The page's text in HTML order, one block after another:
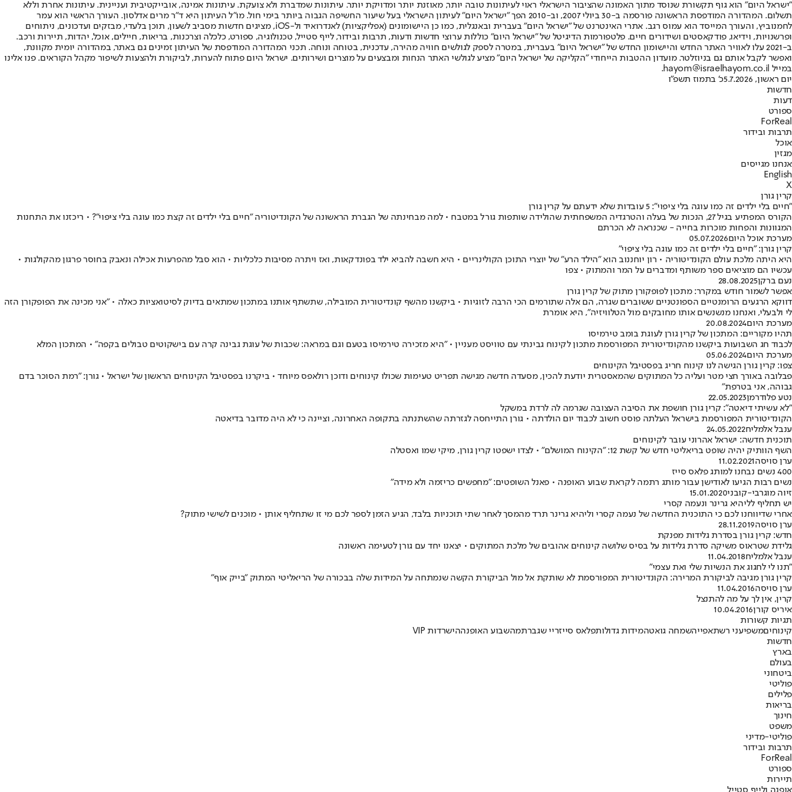
"ישראל היום" הוא גוף תקשורת שנוסד מתוך האמונה שהציבור הישראלי ראוי לעיתונות טובה יותר, מאוזנת יותר ומדויקת יותר. עיתונות שמדברת ולא צועקת. עיתונות אמינה, אובייקטיבית ועניינית. עיתונות אחרת וללא
תשלום. המהדורה המודפסת הראשונה פורסמה ב-30 ביולי 2007, וב-2010 הפך "ישראל היום" לעיתון הישראלי בעל שיעור החשיפה הגבוה ביותר בימי חול. מו"ל העיתון היא ד"ר מרים אדלסון. העורך הראשי הוא עמר
לחמנוביץ, והעורך המייסד הוא עמוס רגב. אתרי האינטרנט של "ישראל היום" בעברית ובאנגלית, כמו כן היישומונים (אפליקציות) לאנדרואיד ול-iOS, מציגים חדשות מסביב לשעון, תוכן בלעדי, מבזקים ועדכונים, ניתוחים
ופרשנויות, וידיאו, פודקאסטים ושידורים חיים. פלטפורמות הדיגיטל של "ישראל היום" כוללות ערוצי חדשות ודעות, תרבות ובידור, לייף סטייל, טכנולוגיה, ספורט, כלכלה וצרכנות, בריאות, חיילים, אוכל, יהדות, תיירות ורכב.
ב-2021 עלו לאוויר האתר החדש והיישומון החדש של "ישראל היום" בעברית, במטרה לספק לגולשים חוויה מהירה, עדכנית, בטוחה ונוחה. תכני המהדורה המודפסת של העיתון זמינים גם באתר, במהדורה יומית מקוונת,
ואפשר לקבל אותם גם בניוזלטר. מועדון ההטבות הייחודי "הקליקה של ישראל היום" מציע לגולשי האתר הנחות ומבצעים על מוצרים ושירותים. ישראל היום פתוח להערות, לביקורת ולהצעות לשיפור מקהל הקוראים. פנו אלינו
במייל hayom@israelhayom.co.il.
יום ראשון, 5.7.2026
כ' בתמוז תשפ"ו
חדשות
דעות
ספורט
ForReal
תרבות ובידור
אוכל
מגזין
אנחנו מגייסים
English
X
קרין גורן
"חיים בלי ילדים זה כמו עוגה בלי ציפוי": 5 עובדות שלא ידעתם על קרין גורן
הקורס המפתיע בגיל 27, הנכות של בעלה והטרגדיה המשפחתית שהולידה שותפות גורל במטבח • למה מבחינתה של הגברת הראשונה של הקונדיטוריה "חיים בלי ילדים זה קצת כמו עוגה בלי ציפוי"? • ריכזנו את התחנות
המגוונות והפחות מוכרות בחייה - שכנראה לא הכרתם
מערכת אוכל היום05.07.2026
קרין גורן: "חיים בלי ילדים זה כמו עוגה בלי ציפוי"
היא היתה מלכת עולם הקונדיטוריה • רון יוחננוב הוא "הילד הרע" של יוצרי התוכן הקולינריים • היא חשבה להביא ילד בפונדקאות, ואז ויתרה מסיבות כלכליות • הוא סבל מהפרעות אכילה ונאבק בחוסר פרגון מהקולגות •
עכשיו הם מוציאים ספר משותף ומדברים על המר והמתוק • צפו
נעם ברקן28.08.2025
אפשר לשמור חודש במקרר: מתכון לפופקורן מתוק של קרין גורן
דווקא הרגעים הרומנטיים הספונטניים ששוברים שגרה, הם אלה שתורמים הכי הרבה לזוגיות • ביקשנו מהשף קונדיטורית המובילה, שתשתף אותנו במתכון שמתאים בדיוק לסיטואציות כאלה • "אני מכינה את הפופקורן הזה
לי ולבעלי, ואנחנו מנשנשים אותו מחובקים מול הטלוויזיה", היא אומרת
מערכת היום20.08.2024
תהיו מקוריים: המתכון של קרין גורן לעוגת בומב טירמיסו
לכבוד חג השבועות ביקשנו מהקונדיטורית המפורסמת מתכון לקינוח גבינתי עם טוויסט מעניין • "היא מזכירה טירמיסו בטעם וגם במראה: שכבות של עוגת גבינה קרה עם בישקוטים טבולים בקפה" • המתכון המלא
מערכת היום05.06.2024
צפו: קרין גורן הגישה לנו קינוח חריג בפסטיבל הקינוחים
פבלובה באורך חצי מטר ועליה כל המתוקים שהמאסטרית יודעת להכין, מסעדה חדשה מגישה תפריט טעימות שכולו קינוחים ודוכן רולאפס מיוחד • ביקרנו בפסטיבל הקינוחים הראשון של ישראל • גורן: "רמת הסוכר בדם
גבוהה, אני בטרפת"
נטע פלודרמן22.05.2023
"לא עשיתי דיאטה": קרין גורן חושפת את הסיבה העצובה שגרמה לה לרדת במשקל
הקונדיטורית המפורסמת בישראל העלתה פוסט חשוב לכבוד יום הולדתה • גורן התייחסה לגזרתה שהשתנתה בתקופה האחרונה, וציינה כי לא היה מדובר בדיאטה
ענבל אלמליח24.05.2022
תוכנית חדשה: ישראל אהרוני עובר לקינוחים
השף הוותיק יהיה שופט בריאליטי חדש של קשת 12: "הקינוח המושלם" • לצדו ישפטו קרין גורן, מיקי שמו ואסטלה
ערן סויסה11.02.2021
400 נשים נבחנו למותג פלאס סייז
נשים רבות הגיעו לאודישן עבור מותג רתמה לקראת שבוע האופנה • פאנל השופטים: "מחפשים כריזמה ולא מידה"
זיוה מוגרבי-קובני15.01.2020
יש תחליף לליהיא גרינר ונעמה קסרי
אחרי שדיווחנו לכם כי התוכנית החדשה של נעמה קסרי וליהיא גרינר תרד מהמסך לאחר שתי תוכניות בלבד, הגיע הזמן לספר לכם מי זו שתחליף אותן • מוכנים לשישי מתוק?
ערן סויסה28.11.2019
חדש: קרין גורן בסדרת גלידות מפנקת
גלידת שטראוס משיקה סדרת גלידות על בסיס שלושה קינוחים אהובים של מלכת המתוקים • יצאנו יחד עם גורן לטעימה ראשונה
ענבל אלמליח11.04.2018
"תנו לי לחגוג את הנשיות שלי ואת עצמי"
קרין גורן מגיבה לביקורת המרירה: הקונדיטורית המפורסמת לא שותקת אל מול הביקורת הקשה שנמתחה על המידות שלה בבכורה של הריאליטי המתוק "בייק אוף"
ערן סויסה11.04.2016
קרין, אין לך על מה להתנצל
איריס קורן10.04.2016
תגיות קשורות
קינוחיםמשפיעני רשתאפייהשמחה גואטהמידות גדולותפלאס סייזריי שגברתמהשבוע האופנההישרדות VIP
חדשות
בארץ
בעולם
ביטחוני
פוליטי
פלילים
בריאות
חינוך
משפט
פוליטי-מדיני
תרבות ובידור
ForReal
ספורט
תיירות